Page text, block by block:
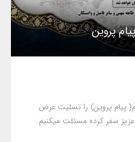
پروین
پیام پروین) را تسلیت عرض
سفر کرده مسئلت میکنیم.